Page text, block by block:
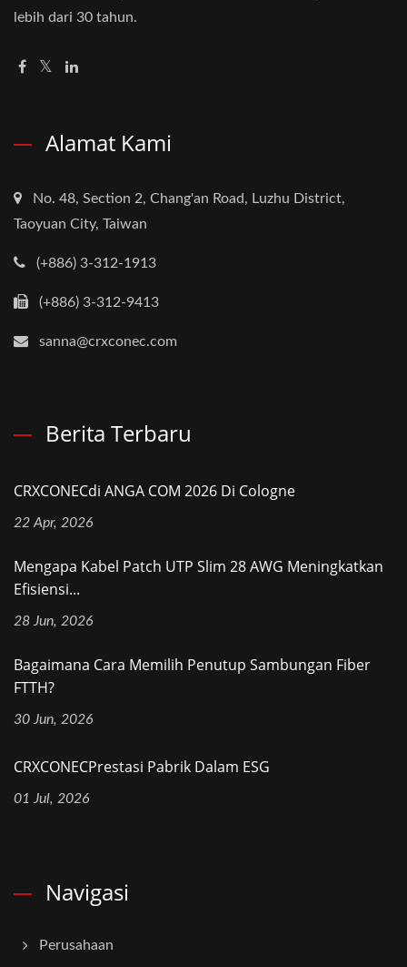
lebih dari 30 tahun.
Alamat Kami
No. 48, Section 2, Chang'an Road, Luzhu District,
Taoyuan City, Taiwan
(+886) 3-312-1913
(+886) 3-312-9413
sanna@crxconec.com
Berita Terbaru
CRXCONECdi ANGA COM 2026 Di Cologne
22 Apr, 2026
Mengapa Kabel Patch UTP Slim 28 AWG Meningkatkan
Efisiensi...
28 Jun, 2026
Bagaimana Cara Memilih Penutup Sambungan Fiber
FTTH?
30 Jun, 2026
CRXCONECPrestasi Pabrik Dalam ESG
01 Jul, 2026
Navigasi
Perusahaan